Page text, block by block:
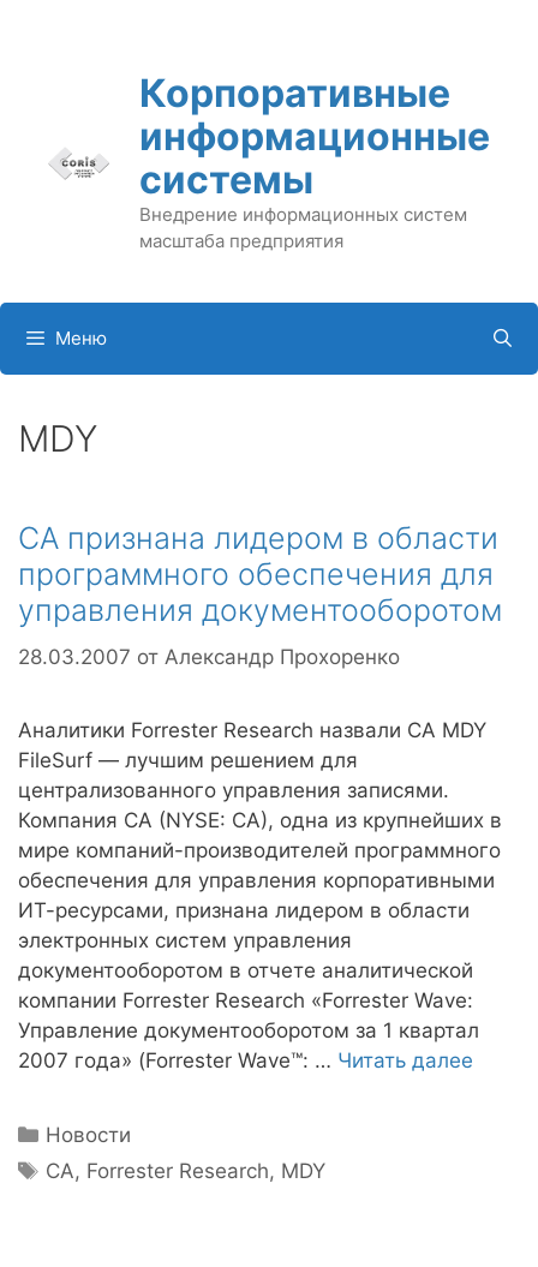
Корпоративные
информационные
системы
Внедрение информационных систем
масштаба предприятия
Меню
MDY
CA признана лидером в области
программного обеспечения для
управления документооборотом
28.03.2007 от Александр Прохоренко
Аналитики Forrester Research назвали CA MDY
FileSurf — лучшим решением для
централизованного управления записями.
Компания CA (NYSE: CA), одна из крупнейших в
мире компаний-производителей программного
обеспечения для управления корпоративными
ИТ-ресурсами, признана лидером в области
электронных систем управления
документооборотом в отчете аналитической
компании Forrester Research «Forrester Wave:
Управление документооборотом за 1 квартал
2007 года» (Forrester Wave™: … Читать далее
Рубрики
Новости
Метки
CA, Forrester Research, MDY